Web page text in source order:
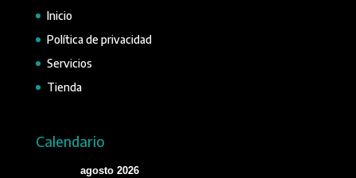
Inicio
Política de privacidad
Servicios
Tienda
Calendario
agosto 2026